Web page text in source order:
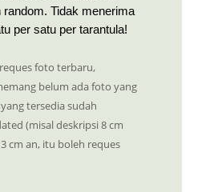
random. Tidak menerima
per satu per tarantula!
foto terbaru,
belum ada foto yang
tersedia sudah
(misal deskripsi 8 cm
cm an, itu boleh reques